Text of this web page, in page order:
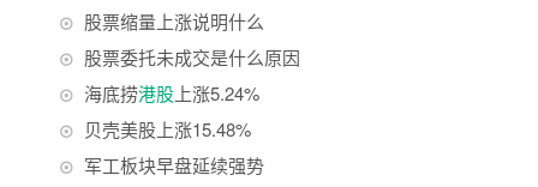
股票缩量上涨说明什么
股票委托未成交是什么原因
海底捞港股 上涨5.24%
贝壳美股上涨15.48%
军工板块早盘延续强势